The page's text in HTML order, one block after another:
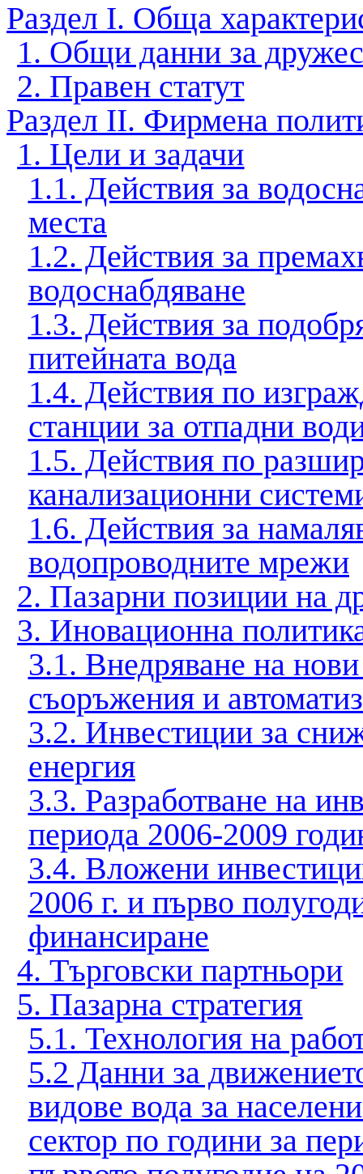
Раздел І. Обща
1. Общи данни за
2. Правен статут
Раздел ІІ. Фирмена
1. Цели и задачи
1.1. Действия за
места
1.2. Действия за
водоснабдяване
1.3. Действия за
питейната вода
1.4. Действия по
станции за отпадни
1.5. Действия по
канализационни
1.6. Действия за
водопроводните мрежи
2. Пазарни позиции на
3. Иновационна
3.1. Внедряване на
съоръжения и
3.2. Инвестиции за
енергия
3.3. Разработване на
периода 2006-2009
3.4. Вложени
2006 г. и първо
финансиране
4. Търговски партньори
5. Пазарна стратегия
5.1. Технология на
5.2 Данни за
видове вода за
сектор по години за